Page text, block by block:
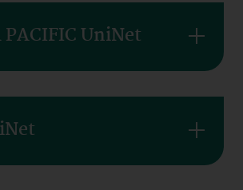
PACIFIC UniNet